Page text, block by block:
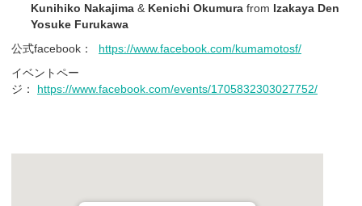
Kunihiko Nakajima & Kenichi Okumura from Izakaya Den
Yosuke Furukawa
公式facebook： https://www.facebook.com/kumamotosf/
イベントペー
ジ： https://www.facebook.com/events/1705832303027752/